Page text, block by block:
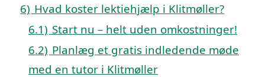
6) Hvad koster lektiehjælp i Klitmøller?
6.1) Start nu – helt uden omkostninger!
6.2) Planlæg et gratis indledende møde
med en tutor i Klitmøller